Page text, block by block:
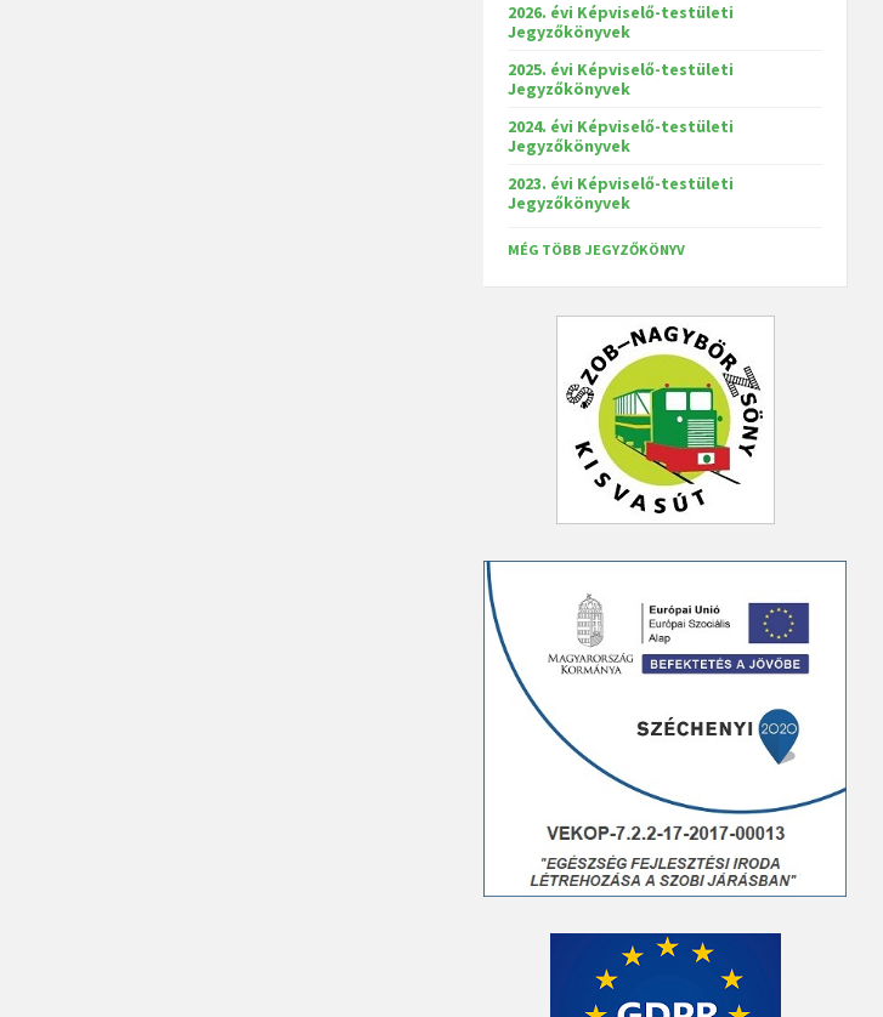
2026. évi Képviselő-testületi
Jegyzőkönyvek
2025. évi Képviselő-testületi
Jegyzőkönyvek
2024. évi Képviselő-testületi
Jegyzőkönyvek
2023. évi Képviselő-testületi
Jegyzőkönyvek
MÉG TÖBB JEGYZŐKÖNYV